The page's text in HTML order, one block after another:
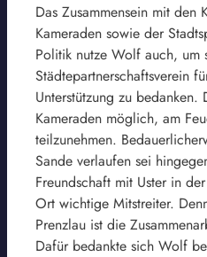
Das Zusammensein mit den
Kameraden sowie der
Politik nutze Wolf auch, um
Städtepartnerschaftsverein
Unterstützung zu
Kameraden möglich, am
teilzunehmen.
Sande verlaufen sei
Freundschaft mit Uster in
Ort wichtige Mitstreiter.
Prenzlau ist die
Dafür bedankte sich Wolf